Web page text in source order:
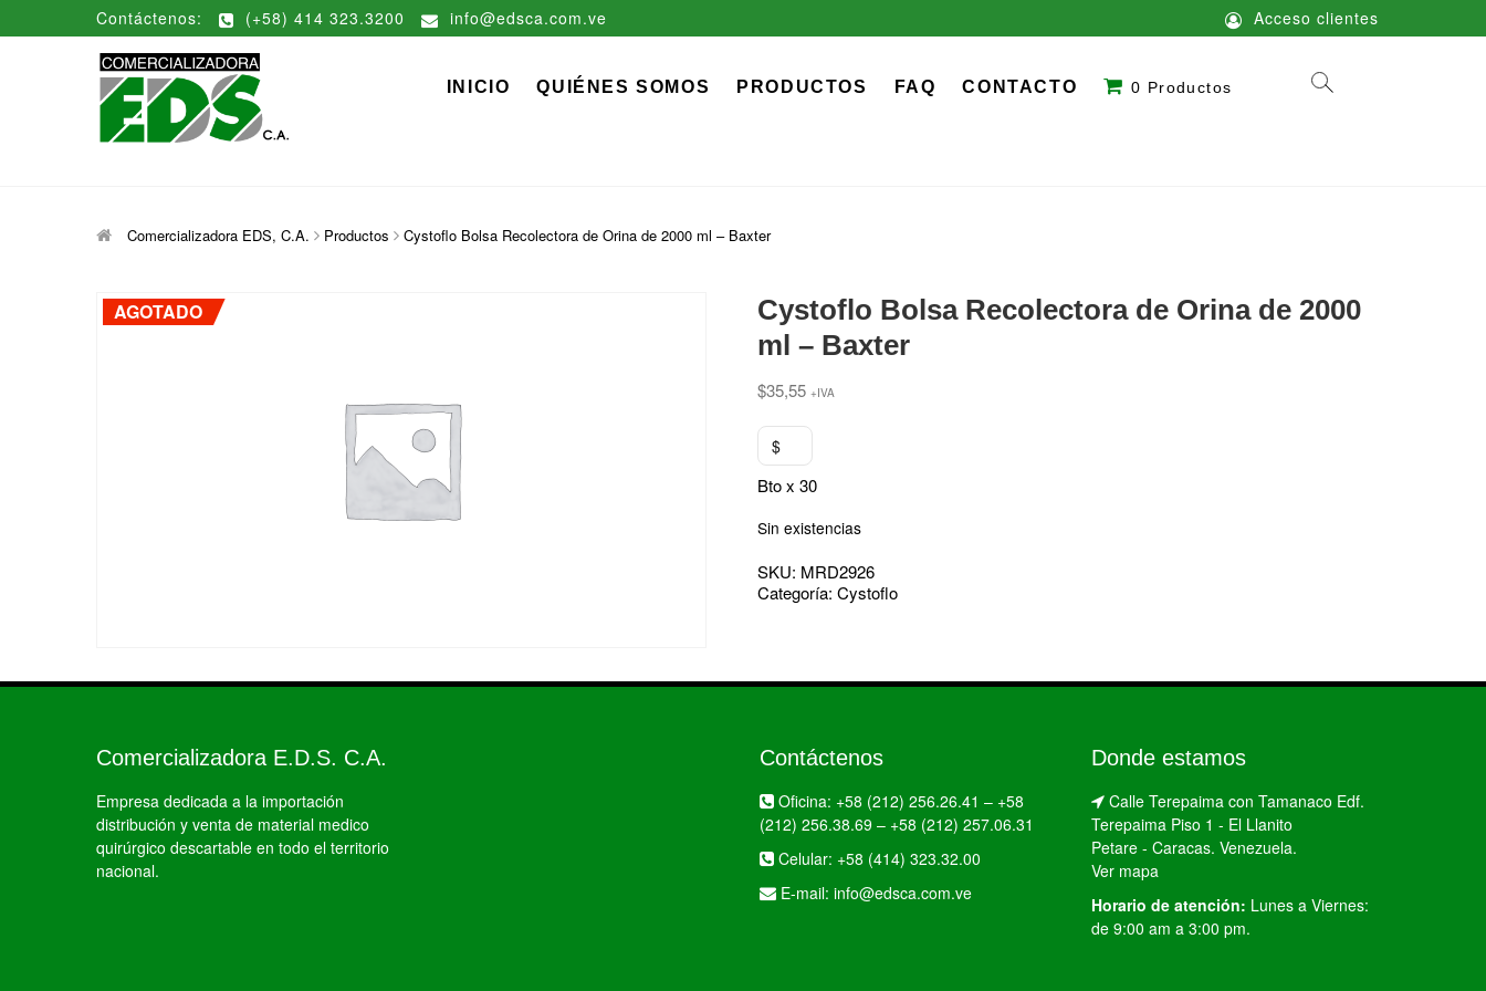
Contáctenos: (+58) 414 323.3200 info@edsca.com.ve Acceso clientes
Comercializadora EDS, C.A.
INICIO QUIÉNES SOMOS PRODUCTOS FAQ CONTACTO 0 Productos
Comercializadora EDS, C.A. Productos Cystoflo Bolsa Recolectora de Orina de 2000 ml – Baxter
AGOTADO
Cystoflo Bolsa Recolectora de Orina de 2000
ml – Baxter
$35,55 +IVA
$
Bto x 30
Sin existencias
SKU: MRD2926
Categoría: Cystoflo
Comercializadora E.D.S. C.A.
Empresa dedicada a la importación
distribución y venta de material medico
quirúrgico descartable en todo el territorio
nacional.
Contáctenos
Oficina: +58 (212) 256.26.41 – +58
(212) 256.38.69 – +58 (212) 257.06.31
Celular: +58 (414) 323.32.00
E-mail: info@edsca.com.ve
Donde estamos
Calle Terepaima con Tamanaco Edf.
Terepaima Piso 1 - El Llanito
Petare - Caracas. Venezuela.
Ver mapa
Horario de atención: Lunes a Viernes:
de 9:00 am a 3:00 pm.